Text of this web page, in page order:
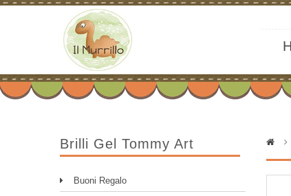
Brilli Gel Tommy Art
Buoni Regalo
>